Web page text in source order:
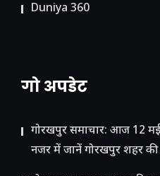
Duniya 360
गो अपडेट
गोरखपुर समाचार: आज 12
नजर में जानें गोरखपुर शहर